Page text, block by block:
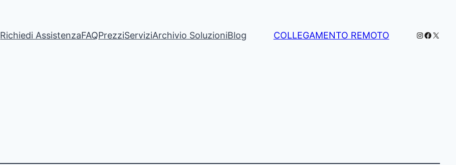
Richiedi AssistenzaFAQPrezziServiziArchivio SoluzioniBlog COLLEGAMENTO REMOTO Instagram
X